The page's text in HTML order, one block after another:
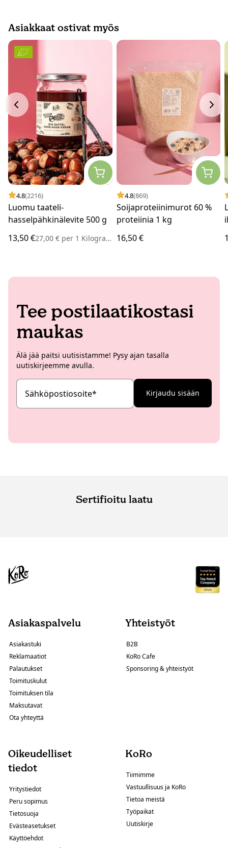
Asiakkaat ostivat myös
4.8(2216)
Luomu taateli-
hasselpähkinälevite 500 g
13,50 €27,00 € per 1 Kilogramma
4.8(869)
Soijaproteiinimurot 60 %
proteiinia 1 kg
16,50 €
Tee postilaatikostasi
maukas
Älä jää paitsi uutisistamme! Pysy ajan tasalla
uutiskirjeemme avulla.
Sähköpostiosoite* Kirjaudu sisään
Sertifioitu laatu
Asiakaspalvelu
Asiakastuki
Reklamaatiot
Palautukset
Toimituskulut
Toimituksen tila
Maksutavat
Ota yhteyttä
Yhteistyöt
B2B
KoRo Cafe
Sponsoring & yhteistyöt
Oikeudelliset
tiedot
Yritystiedot
Peru sopimus
Tietosuoja
Evästeasetukset
Käyttöehdot
KoRo
Tiimimme
Vastuullisuus ja KoRo
Tietoa meistä
Työpaikat
Uutiskirje